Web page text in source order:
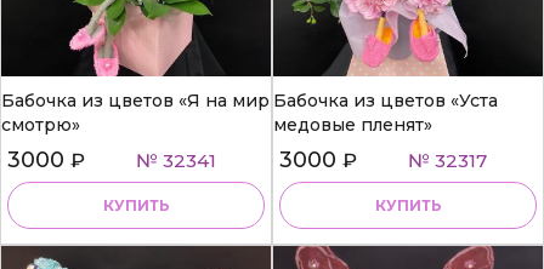
Бабочка из цветов «Я на мир
смотрю»
3000 ₽ № 32341
КУПИТЬ
Бабочка из цветов «Уста
медовые пленят»
3000 ₽ № 32317
КУПИТЬ